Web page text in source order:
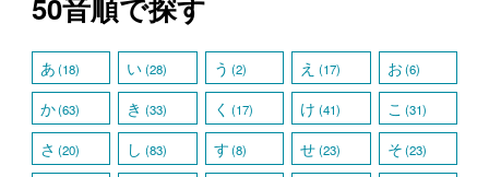
50音順で探す
あ(18) い(28) う (2) え (17) お (6)
か(63) き (33) く (17) け (41) こ (31)
さ (20) し (83) す (8) せ(23) そ (23)